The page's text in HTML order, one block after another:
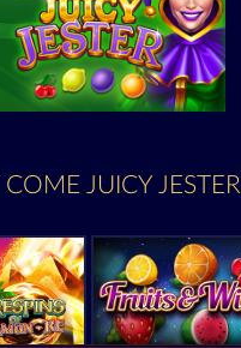
COME JUICY JESTER